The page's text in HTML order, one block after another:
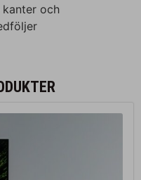
kanter och